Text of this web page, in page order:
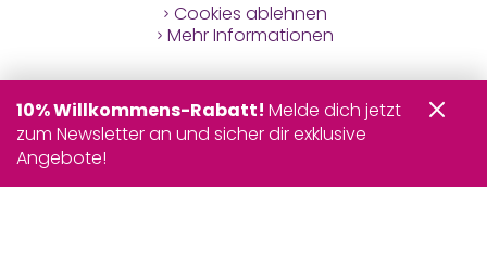
Cookies ablehnen
Mehr Informationen
10% Willkommens-Rabatt! Melde dich jetzt
zum Newsletter an und sicher dir exklusive
Angebote!